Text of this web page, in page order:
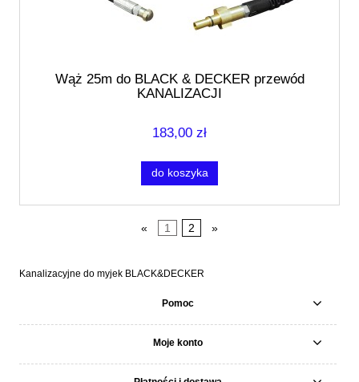
Wąż 25m do BLACK & DECKER przewód
KANALIZACJI
183,00 zł
do koszyka
« 1 2 »
Kanalizacyjne do myjek BLACK&DECKER
Pomoc
Moje konto